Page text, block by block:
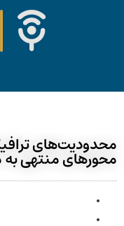
محدودیت‌های
محورهای منتهی